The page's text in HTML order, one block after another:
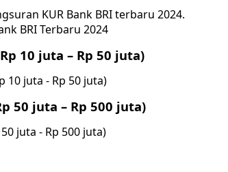
KUR Bank BRI terbaru 2024.
BRI Terbaru 2024
10 juta – Rp 50 juta)
50 juta – Rp 500 juta)